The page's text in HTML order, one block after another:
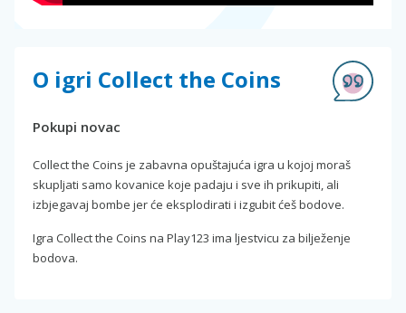
O igri Collect the Coins
Pokupi novac
Collect the Coins je zabavna opuštajuća igra u kojoj moraš
skupljati samo kovanice koje padaju i sve ih prikupiti, ali
izbjegavaj bombe jer će eksplodirati i izgubit ćeš bodove.
Igra Collect the Coins na Play123 ima ljestvicu za bilježenje
bodova.